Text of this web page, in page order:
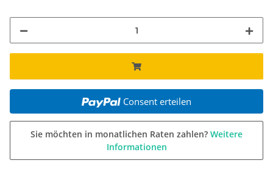
Consent erteilen
Sie möchten in monatlichen Raten zahlen? Weitere
Informationen